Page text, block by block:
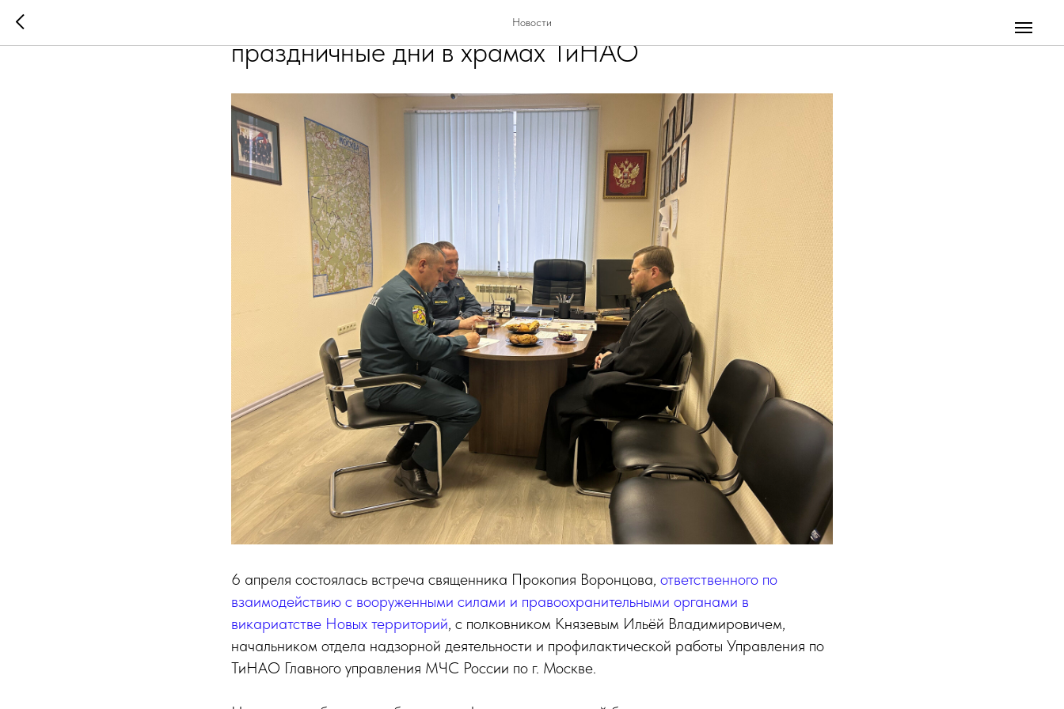
Новости
Встреча по пожарной безопасности в
праздничные дни в храмах ТиНАО
6 апреля состоялась встреча священника Прокопия Воронцова, ответственного по
взаимодействию с вооруженными силами и правоохранительными органами в
викариатстве Новых территорий, с полковником Князевым Ильёй Владимировичем,
начальником отдела надзорной деятельности и профилактической работы Управления по
ТиНАО Главного управления МЧС России по г. Москве.